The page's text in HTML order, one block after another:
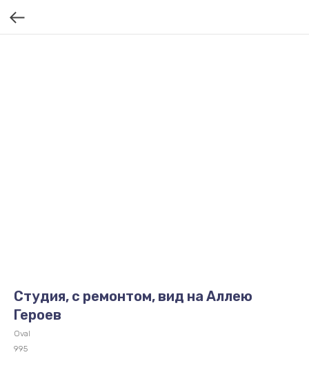
Студия, с ремонтом, вид на Аллею
Героев
Oval
995